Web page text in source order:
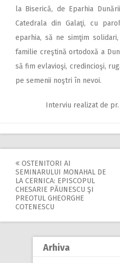
la Biserică, de Eparhia
Catedrala din Galaţi, cu
eparhia, să ne simţim
familie creştină ortodoxă a
să fim evlavioşi, credincioşi,
pe semenii noştri în nevoi.
Interviu realizat de
Post
navigation
OSTENITORI AI
SEMINARULUI MONAHAL DE
LA CERNICA: EPISCOPUL
CHESARIE PĂUNESCU ŞI
PREOTUL GHEORGHE
COTENESCU
Arhiva